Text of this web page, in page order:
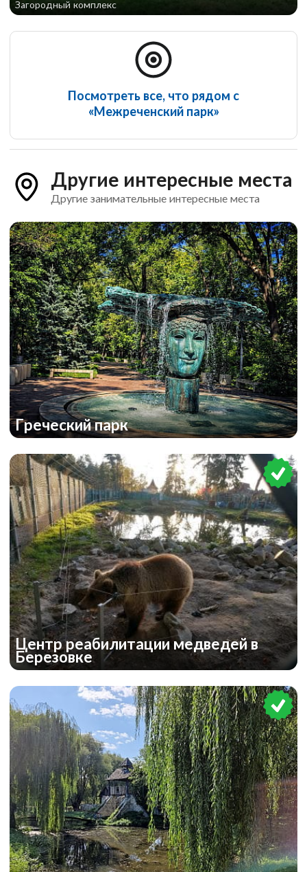
Загородный комплекс
Посмотреть все, что рядом с
«Межреченский парк»
Другие интересные места
Другие занимательные интересные места
Греческий парк
Центр реабилитации медведей в
Березовке